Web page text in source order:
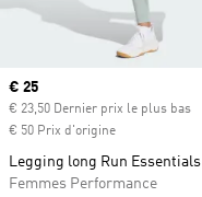
Prix actuel
€ 25
€ 23,50 Dernier prix le plus bas
€ 50 Prix d'origine
Legging long Run Essentials
Femmes Performance